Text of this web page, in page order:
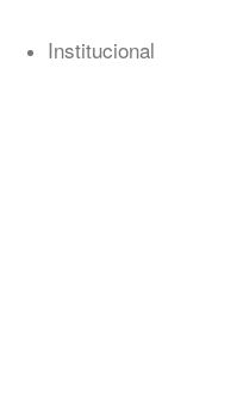
Institucional